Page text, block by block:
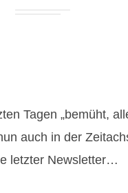
Tagen „bemüht,
auch in der
letzter Newsletter…